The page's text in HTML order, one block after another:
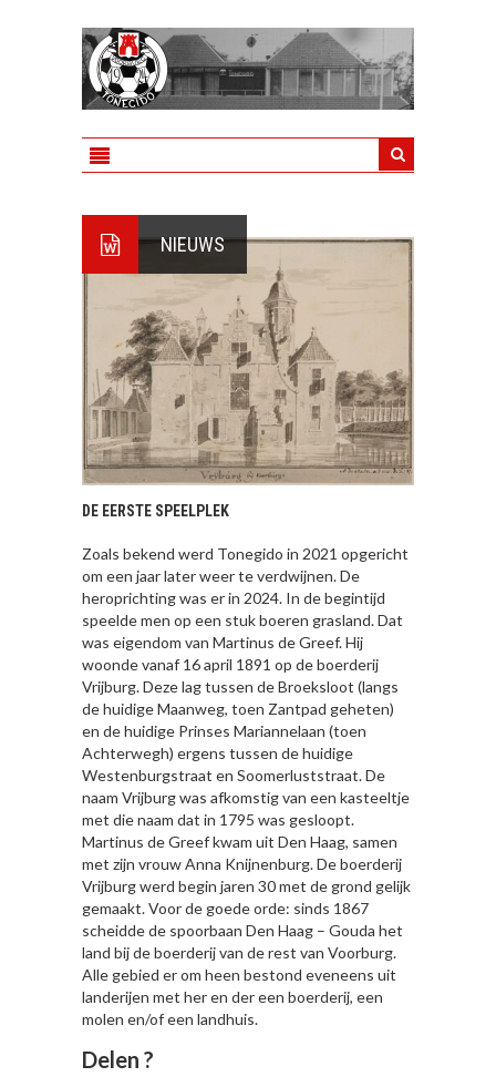
NIEUWS
DE EERSTE SPEELPLEK
Zoals bekend werd Tonegido in 2021 opgericht
om een jaar later weer te verdwijnen. De
heroprichting was er in 2024. In de begintijd
speelde men op een stuk boeren grasland. Dat
was eigendom van Martinus de Greef. Hij
woonde vanaf 16 april 1891 op de boerderij
Vrijburg. Deze lag tussen de Broeksloot (langs
de huidige Maanweg, toen Zantpad geheten)
en de huidige Prinses Mariannelaan (toen
Achterwegh) ergens tussen de huidige
Westenburgstraat en Soomerluststraat. De
naam Vrijburg was afkomstig van een kasteeltje
met die naam dat in 1795 was gesloopt.
Martinus de Greef kwam uit Den Haag, samen
met zijn vrouw Anna Knijnenburg. De boerderij
Vrijburg werd begin jaren 30 met de grond gelijk
gemaakt. Voor de goede orde: sinds 1867
scheidde de spoorbaan Den Haag – Gouda het
land bij de boerderij van de rest van Voorburg.
Alle gebied er om heen bestond eveneens uit
landerijen met her en der een boerderij, een
molen en/of een landhuis.
Delen ?